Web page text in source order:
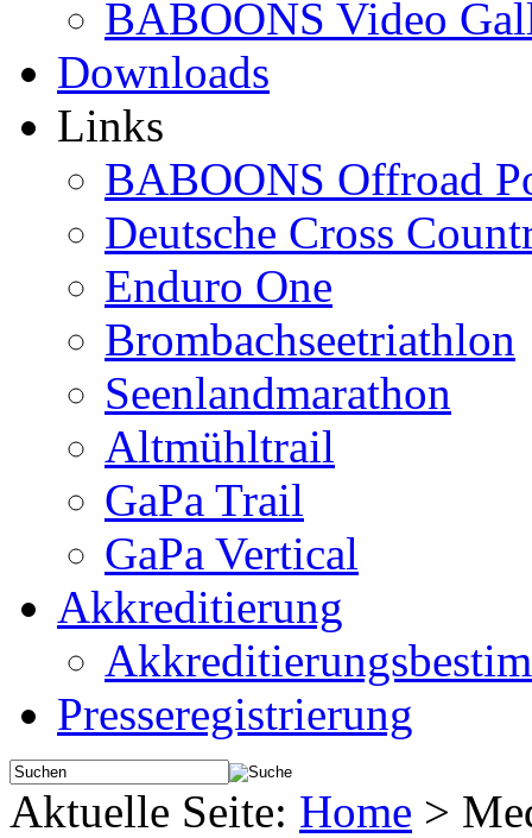
BABOONS Video
Downloads
Links
BABOONS Offroad
Deutsche Cross
Enduro One
Brombachseetriathlon
Seenlandmarathon
Altmühltrail
GaPa Trail
GaPa Vertical
Akkreditierung
Presseregistrierung
Aktuelle Seite: Home >